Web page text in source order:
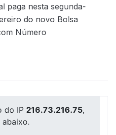
paga nesta segunda-
do novo Bolsa
Número